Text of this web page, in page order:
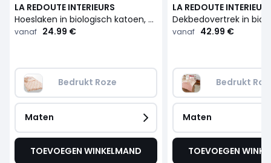
LA REDOUTE INTERIEURS
Hoeslaken in biologisch katoen, kinderen, Lapin fleuri
vanaf 24.99 €
Bedrukt Roze
Maten
TOEVOEGEN WINKELMAND
LA REDOUTE
vanaf 42.99 €
Bedrukt
Maten
TOEVOEGEN